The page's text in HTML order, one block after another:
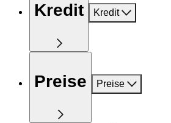
Kredit Kredit
Preise Preise